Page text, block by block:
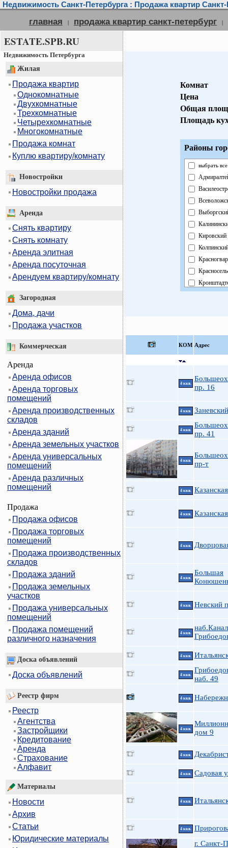
Недвижимость Санкт-Петербурга : Продажа квартир Санкт-
главная | продажа квартир санкт-петербург |
ESTATE.SPB.RU
Недвижимость Петербурга
Жилая
Продажа квартир
Однокомнатные
Двухкомнатные
Трехкомнатные
Четырехкомнатные
Многокомнатные
Продажа комнат
Куплю квартиру/комнату
Новостройки
Новостройки продажа
Аренда
Снять квартиру
Снять комнату
Аренда элитная
Аренда посуточная
Арендуем квартиру/комнату
Загородная
Дома, дачи
Продажа участков
Коммерческая
Аренда
Аренда офисов
Аренда торговых
помещений
Аренда производственных
складов
Аренда зданий
Аренда земельных участков
Аренда универсальных
помещений
Аренда различных
помещений
Продажа
Продажа офисов
Продажа торговых
помещений
Продажа производственных
складов
Продажа зданий
Продажа земельных
участков
Продажа универсальных
помещений
Продажа помещений
различного назначения
Доска объявлений
Доска объявлений
Реестр фирм
Реестр
Агентства
Застройщики
Кредитование
Аренда
Страхование
Алфавит
Материалы
Новости
Архив
Статьи
Юридические материалы
Комнат
Цена
Общая
Площадь
Районы
выбрать все
Кировский
КOМ Адрес
4 ккв.
пр. 16
4 ккв.
4 ккв.
пр. 41
4 ккв.
пр-т
4 ккв.
4 ккв.
4 ккв.
4 ккв.
Большая
4 ккв. Невский
4 ккв.
4 ккв.
4 ккв.
наб. 49
4 ккв.
4 ккв.
дом 9
4 ккв.
4 ккв. Садовая
4 ккв.
4 ккв.
г. Санкт-